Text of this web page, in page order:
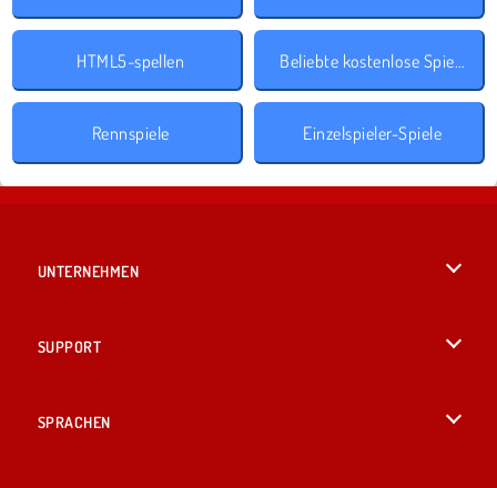
HTML5-spellen Beliebte kostenlose Spiele
Rennspiele Einzelspieler-Spiele
UNTERNEHMEN
SUPPORT
SPRACHEN